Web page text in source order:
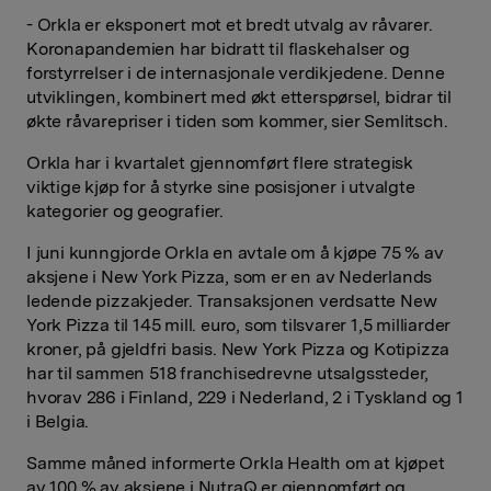
- Orkla er eksponert mot et bredt utvalg av råvarer.
Koronapandemien har bidratt til flaskehalser og
forstyrrelser i de internasjonale verdikjedene. Denne
utviklingen, kombinert med økt etterspørsel, bidrar til
økte råvarepriser i tiden som kommer, sier Semlitsch.
Orkla har i kvartalet gjennomført flere strategisk
viktige kjøp for å styrke sine posisjoner i utvalgte
kategorier og geografier.
I juni kunngjorde Orkla en avtale om å kjøpe 75 % av
aksjene i New York Pizza, som er en av Nederlands
ledende pizzakjeder. Transaksjonen verdsatte New
York Pizza til 145 mill. euro, som tilsvarer 1,5 milliarder
kroner, på gjeldfri basis. New York Pizza og Kotipizza
har til sammen 518 franchisedrevne utsalgssteder,
hvorav 286 i Finland, 229 i Nederland, 2 i Tyskland og 1
i Belgia.
Samme måned informerte Orkla Health om at kjøpet